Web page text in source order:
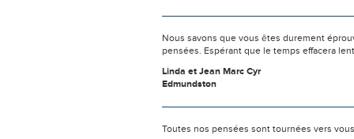
Nous savons que vous êtes durement
pensées. Espérant que le temps effacera
Linda et Jean Marc Cyr
Edmundston
Toutes nos pensées sont tournées vers